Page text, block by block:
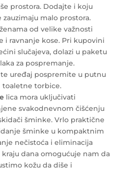
prostora. Dodajte i koju
zauzimaju malo prostora.
od velike važnosti
i ravnanje kose. Pri kupovini
slučajeva, dolazi u paketu
za pospremanje.
uređaj pospremite u putnu
torbice.
lica mora uključivati ​​
svakodnevnom čišćenju
šminke. Vrlo praktične
šminke u kompaktnim
nečistoća i eliminacija
dana omogućuje nam da
kožu da diše i